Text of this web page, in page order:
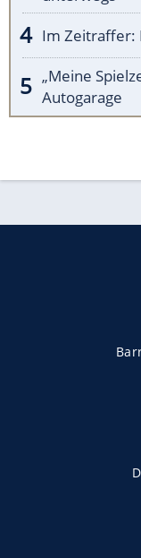
Im Zeitraffer:
„Meine
Autogarage